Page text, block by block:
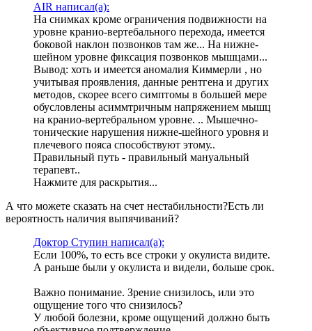
AIR написал(а):
На снимках кроме ограничения подвижности на
уровне кранио-вертебального перехода, имеется
боковой наклон позвонков там же... На нижне-
шейном уровне фиксация позвонков мышцами...
Вывод: хоть и имеется аномалия Киммерли , но
учитывая проявления, данные рентгена и других
методов, скорее всего симптомы в большей мере
обусловлены асиммтричным напряжением мышц
на кранио-вертебральном уровне. .. Мышечно-
тонические нарушения нижне-шейного уровня и
плечевого пояса способствуют этому..
Правильный путь - правильный мануальный
терапевт..
Нажмите для раскрытия...
А что можете сказать на счет нестабильности?Есть ли
вероятность наличия выпячиваний?
Доктор Ступин написал(а):
Если 100%, то есть все строки у окулиста видите.
А раньше были у окулиста и видели, больше срок.
Важно понимание. Зрение снизилось, или это
ощущение того что снизилось?
У любой болезни, кроме ощущений должно быть